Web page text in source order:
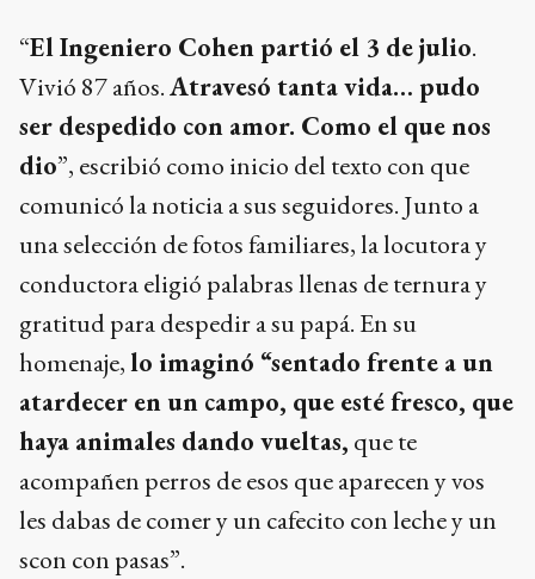
“El Ingeniero Cohen partió el 3 de julio.
Vivió 87 años.Atravesó tanta vida… pudo
ser despedido con amor. Como el que nos
dio”, escribió como inicio del texto con que
comunicó la noticia a sus seguidores. Junto a
una selección de fotos familiares, la locutora y
conductora eligió palabras llenas de ternura y
gratitud para despedir a su papá. En su
homenaje,lo imaginó “sentado frente a un
atardecer en un campo, que esté fresco, que
haya animales dando vueltas, que te
acompañen perros de esos que aparecen y vos
les dabas de comer y un cafecito con leche y un
scon con pasas”.